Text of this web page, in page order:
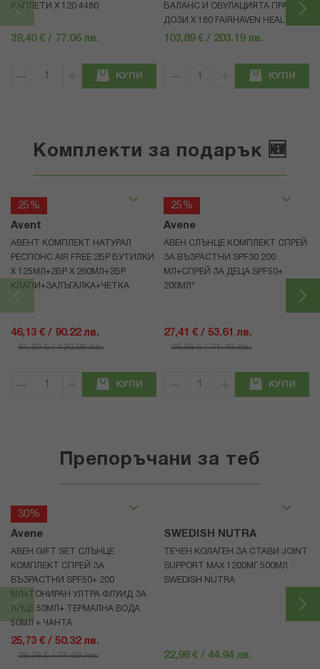
КАПЛЕТИ X 120 4480
39,40 € / 77.06 лв.
КУПИ
БАЛАНС И ОВУЛАЦИЯТА ПРАХ
ДОЗИ X 180 FAIRHAVEN HEALTH
103,89 € / 203.19 лв.
КУПИ
Комплекти за подарък 🆕
25%
Avent
АВЕНТ КОМПЛЕКТ НАТУРАЛ
РЕСПОНС AIR FREE 2БР БУТИЛКИ
Х 125МЛ+2БР Х 260МЛ+2БР
КЛАПИ+ЗАЛЪГАЛКА+ЧЕТКА
46,13 € / 90.22 лв.
61,50 € / 120.28 лв.
КУПИ
25%
Avene
АВЕН СЛЪНЦЕ КОМПЛЕКТ СПРЕЙ
ЗА ВЪЗРАСТНИ SPF30 200
МЛ+СПРЕЙ ЗА ДЕЦА SPF50+
200МЛ*
27,41 € / 53.61 лв.
36,55 € / 71.49 лв.
КУПИ
Препоръчани за теб
30%
Avene
АВЕН GIFT SET СЛЪНЦЕ
КОМПЛЕКТ СПРЕЙ ЗА
ВЪЗРАСТНИ SPF50+ 200
МЛ+ТОНИРАН УЛТРА ФЛУИД ЗА
ЛИЦЕ 50МЛ+ ТЕРМАЛНА ВОДА
50МЛ + ЧАНТА
25,73 € / 50.32 лв.
36,76 € / 71.90 лв.
SWEDISH NUTRA
ТЕЧЕН КОЛАГЕН ЗА СТАВИ JOINT
SUPPORT MAX 1200МГ 500МЛ
SWEDISH NUTRA
22,98 € / 44.94 лв.